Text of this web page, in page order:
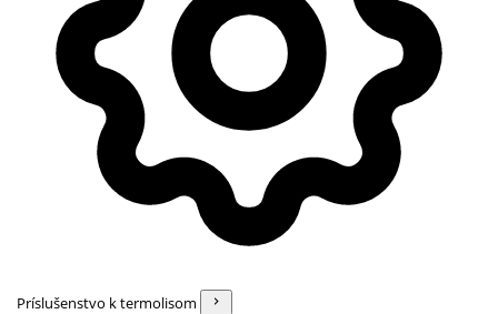
Príslušenstvo k termolisom